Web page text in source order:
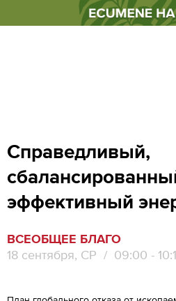
Справедливый,
эффективный
ВСЕОБЩЕЕ БЛАГО
18 сентября, СР / 09:00 -